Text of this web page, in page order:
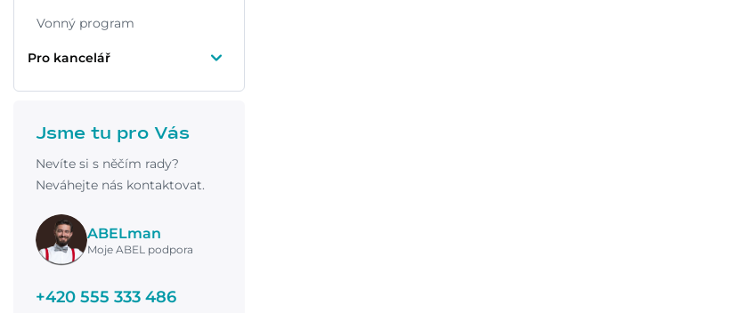
Vonný program
Pro kancelář
Jsme tu pro Vás
Nevíte si s něčím rady?
Neváhejte nás kontaktovat.
ABELman
Moje ABEL podpora
+420 555 333 486